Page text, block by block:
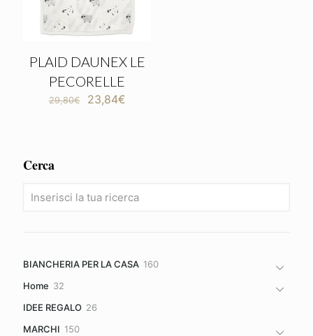
PLAID DAUNEX LE
PECORELLE
29,80€
Il
23,84€Il
Cerca
BIANCHERIA PER LA CASA 160160
Home 32
IDEE REGALO 26
MARCHI 150150